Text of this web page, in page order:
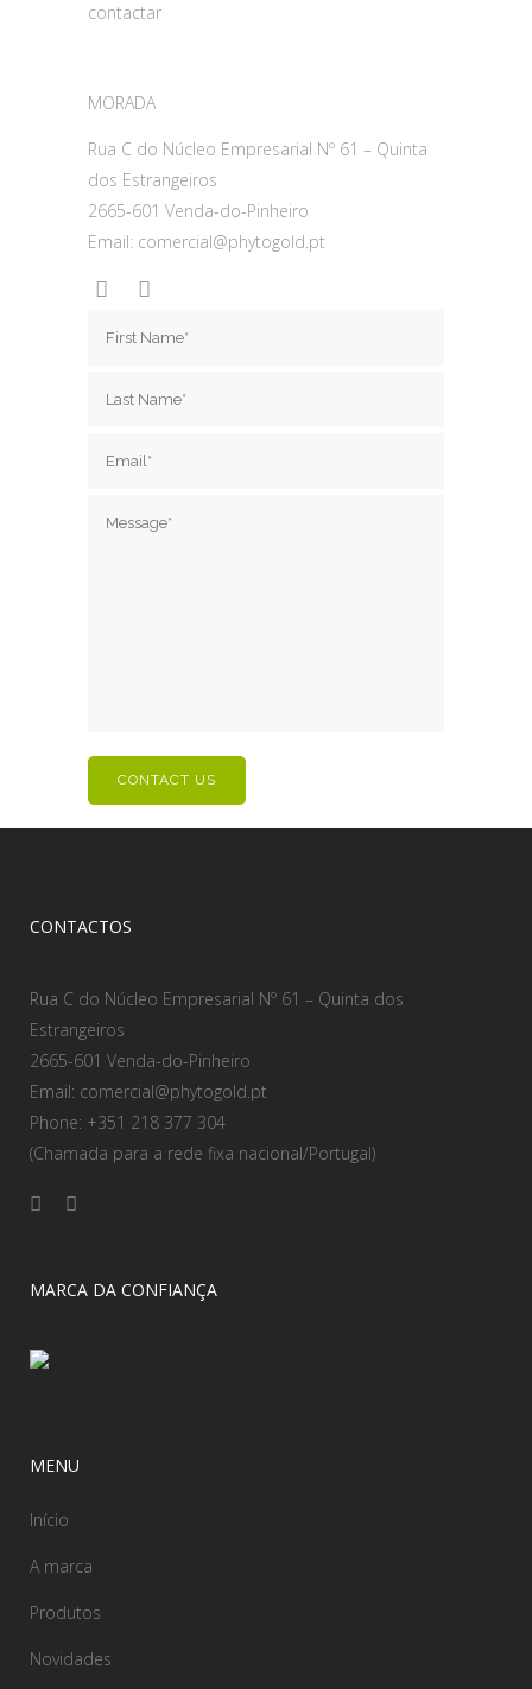
contactar
MORADA
Rua C do Núcleo Empresarial Nº 61 – Quinta
dos Estrangeiros
2665-601 Venda-do-Pinheiro
Email: comercial@phytogold.pt
CONTACTOS
Rua C do Núcleo Empresarial Nº 61 – Quinta dos
Estrangeiros
2665-601 Venda-do-Pinheiro
Email: comercial@phytogold.pt
Phone: +351 218 377 304
(Chamada para a rede fixa nacional/Portugal)
MARCA DA CONFIANÇA
MENU
Início
A marca
Produtos
Novidades